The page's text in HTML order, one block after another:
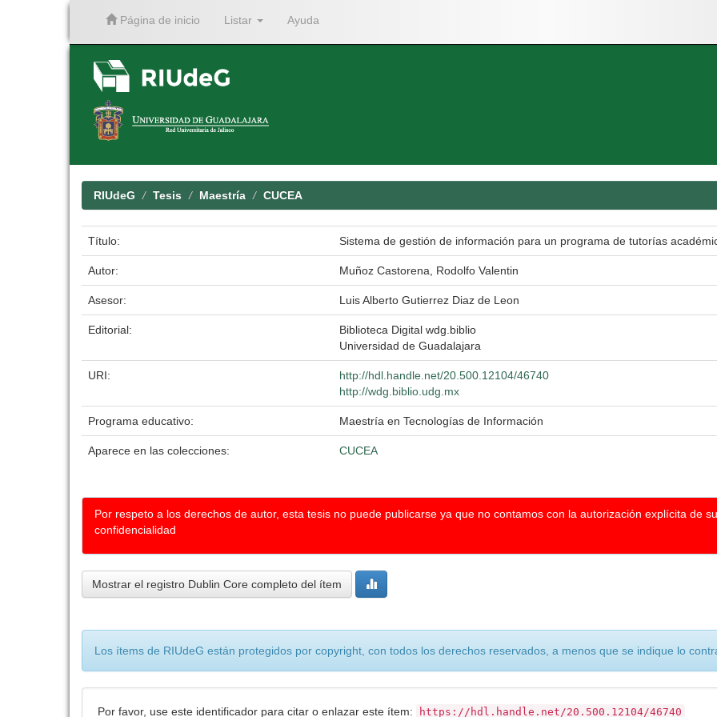
Página de inicio Listar Ayuda
RIUdeG Tesis Maestría CUCEA
Título: Sistema de gestión de información para un programa de tutorías
Autor: Muñoz Castorena, Rodolfo Valentin
Asesor: Luis Alberto Gutierrez Diaz de Leon
Editorial:
Biblioteca Digital wdg.biblio
Universidad de Guadalajara
URI:
http://hdl.handle.net/20.500.12104/46740
http://wdg.biblio.udg.mx
Programa educativo: Maestría en Tecnologías de Información
Aparece en las colecciones: CUCEA
Por respeto a los derechos de autor, esta tesis no puede publicarse ya que no contamos con la autorización explícita de
confidencialidad
Mostrar el registro Dublin Core completo del ítem
Los ítems de RIUdeG están protegidos por copyright, con todos los derechos reservados, a menos que se indique lo
Por favor, use este identificador para citar o enlazar este ítem: https://hdl.handle.net/20.500.12104/46740